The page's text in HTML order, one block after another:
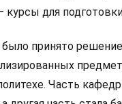
для
было принято
Часть